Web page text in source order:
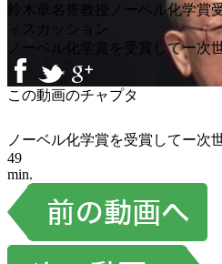
鈴木章名誉教授ノーベル化学賞
ィスカッション
ノーベル化学賞を受賞してー次
この動画のチャプタ
ノーベル化学賞を受賞してー次
49
min.